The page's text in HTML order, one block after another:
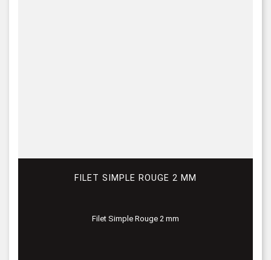
FILET SIMPLE ROUGE 2 MM
Filet Simple Rouge 2 mm